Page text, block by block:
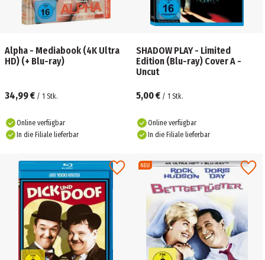
Alpha - Mediabook (4K Ultra
HD) (+ Blu-ray)
34,99 € / 1 Stk.
Online verfügbar
In die Filiale lieferbar
SHADOW PLAY - Limited
Edition (Blu-ray) Cover A -
Uncut
5,00 € / 1 Stk.
Online verfügbar
In die Filiale lieferbar